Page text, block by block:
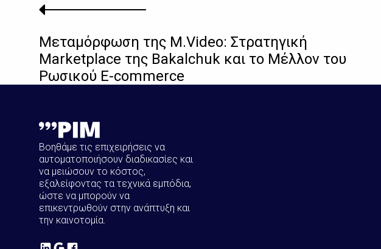
Μεταμόρφωση της M.Video: Στρατηγική
Marketplace της Bakalchuk και το Μέλλον του
Ρωσικού E-commerce
Βοηθάμε τις επιχειρήσεις να
αυτοματοποιήσουν διαδικασίες και
να μειώσουν το κόστος,
εξαλείφοντας τα τεχνικά εμπόδια,
ώστε να μπορούν να
επικεντρωθούν στην ανάπτυξη και
την καινοτομία.